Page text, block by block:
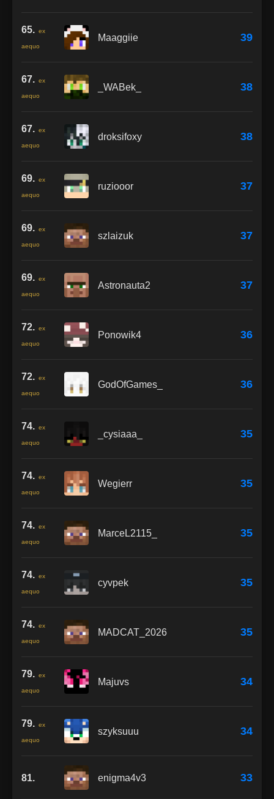
65. ex
aequo
Maaggiie 39
67. ex
aequo
_WABek_ 38
67. ex
aequo
droksifoxy 38
69. ex
aequo
ruziooor 37
69. ex
aequo
szlaizuk 37
69. ex
aequo
Astronauta2 37
72. ex
aequo
Ponowik4 36
72. ex
aequo
GodOfGames_ 36
74. ex
aequo
_cysiaaa_ 35
74. ex
aequo
Wegierr 35
74. ex
aequo
MarceL2115_ 35
74. ex
aequo
cyvpek 35
74. ex
aequo
MADCAT_2026 35
79. ex
aequo
Majuvs 34
79. ex
aequo
szyksuuu 34
81. enigma4v3 33